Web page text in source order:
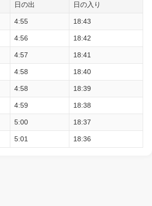
日の出 日の入り
4:55 18:43
4:56 18:42
4:57 18:41
4:58 18:40
4:58 18:39
4:59 18:38
5:00 18:37
5:01 18:36